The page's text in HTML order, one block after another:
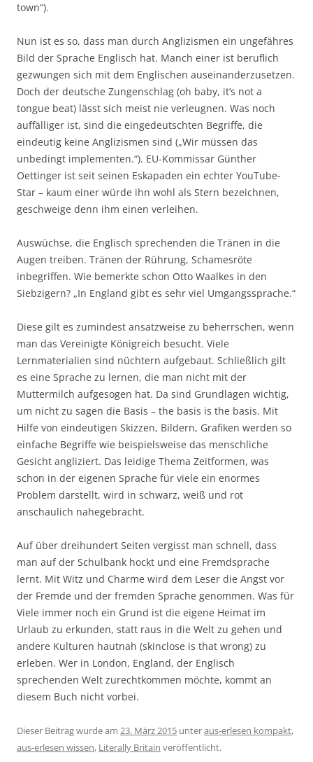
town“).
Nun ist es so, dass man durch Anglizismen ein ungefähres
Bild der Sprache Englisch hat. Manch einer ist beruflich
gezwungen sich mit dem Englischen auseinanderzusetzen.
Doch der deutsche Zungenschlag (oh baby, it’s not a
tongue beat) lässt sich meist nie verleugnen. Was noch
auffälliger ist, sind die eingedeutschten Begriffe, die
eindeutig keine Anglizismen sind („Wir müssen das
unbedingt implementen.“). EU-Kommissar Günther
Oettinger ist seit seinen Eskapaden ein echter YouTube-
Star – kaum einer würde ihn wohl als Stern bezeichnen,
geschweige denn ihm einen verleihen.
Auswüchse, die Englisch sprechenden die Tränen in die
Augen treiben. Tränen der Rührung, Schamesröte
inbegriffen. Wie bemerkte schon Otto Waalkes in den
Siebzigern? „In England gibt es sehr viel Umgangssprache.“
Diese gilt es zumindest ansatzweise zu beherrschen, wenn
man das Vereinigte Königreich besucht. Viele
Lernmaterialien sind nüchtern aufgebaut. Schließlich gilt
es eine Sprache zu lernen, die man nicht mit der
Muttermilch aufgesogen hat. Da sind Grundlagen wichtig,
um nicht zu sagen die Basis – the basis is the basis. Mit
Hilfe von eindeutigen Skizzen, Bildern, Grafiken werden so
einfache Begriffe wie beispielsweise das menschliche
Gesicht angliziert. Das leidige Thema Zeitformen, was
schon in der eigenen Sprache für viele ein enormes
Problem darstellt, wird in schwarz, weiß und rot
anschaulich nahegebracht.
Auf über dreihundert Seiten vergisst man schnell, dass
man auf der Schulbank hockt und eine Fremdsprache
lernt. Mit Witz und Charme wird dem Leser die Angst vor
der Fremde und der fremden Sprache genommen. Was für
Viele immer noch ein Grund ist die eigene Heimat im
Urlaub zu erkunden, statt raus in die Welt zu gehen und
andere Kulturen hautnah (skinclose is that wrong) zu
erleben. Wer in London, England, der Englisch
sprechenden Welt zurechtkommen möchte, kommt an
diesem Buch nicht vorbei.
Dieser Beitrag wurde am 23. März 2015 unteraus-erlesen kompakt,
aus-erlesen wissen, Literally Britain veröffentlicht.